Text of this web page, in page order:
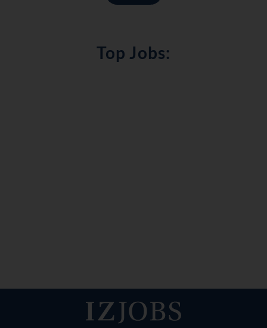
Top Jobs: